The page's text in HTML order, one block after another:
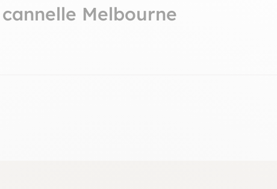
Melbourne